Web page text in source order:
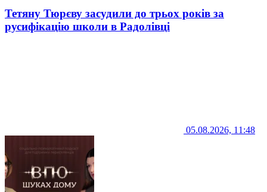
Тетяну Тюрєву засудили до трьох років за
русифікацію школи в Радолівці
05.08.2026, 11:48